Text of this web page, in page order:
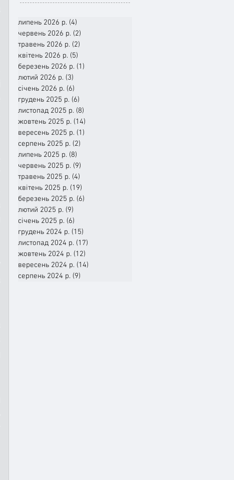
липень 2026 р. (4)
червень 2026 р. (2)
травень 2026 р. (2)
квітень 2026 р. (5)
березень 2026 р. (1)
лютий 2026 р. (3)
січень 2026 р. (6)
грудень 2025 р. (6)
листопад 2025 р. (8)
жовтень 2025 р. (14)
вересень 2025 р. (1)
серпень 2025 р. (2)
липень 2025 р. (8)
червень 2025 р. (9)
травень 2025 р. (4)
квітень 2025 р. (19)
березень 2025 р. (6)
лютий 2025 р. (9)
січень 2025 р. (6)
грудень 2024 р. (15)
листопад 2024 р. (17)
жовтень 2024 р. (12)
вересень 2024 р. (14)
серпень 2024 р. (9)